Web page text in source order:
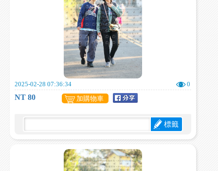
2025-02-28 07:36:34 0
NT 80 加購物車
標籤